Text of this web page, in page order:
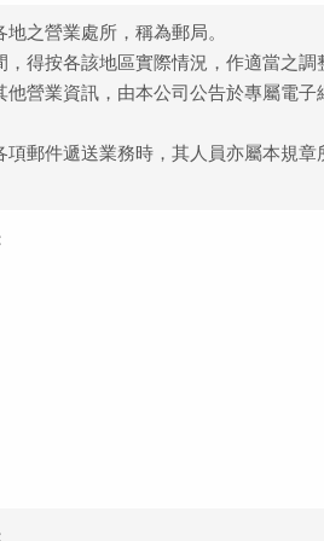
之營業處所，稱為郵局。
得按各該地區實際情況，作適當之調
營業資訊，由本公司公告於專屬電子
郵件遞送業務時，其人員亦屬本規章